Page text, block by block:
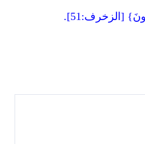
[الزخرف:51].